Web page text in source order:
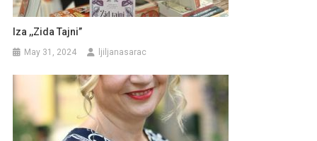
Iza ,,Zida Tajni’’
May 31, 2024 ljiljanasarac